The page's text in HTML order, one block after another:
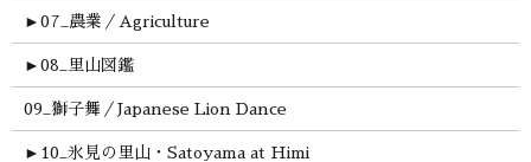
► 07_農業／Agriculture
► 08_里山図鑑
09_獅子舞／Japanese Lion Dance
► 10_氷見の里山・Satoyama at Himi